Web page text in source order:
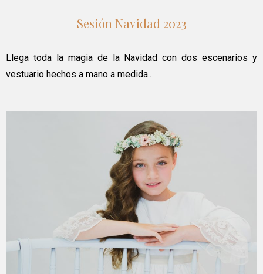
Sesión Navidad 2023
Llega toda la magia de la Navidad con dos escenarios y
vestuario hechos a mano a medida..